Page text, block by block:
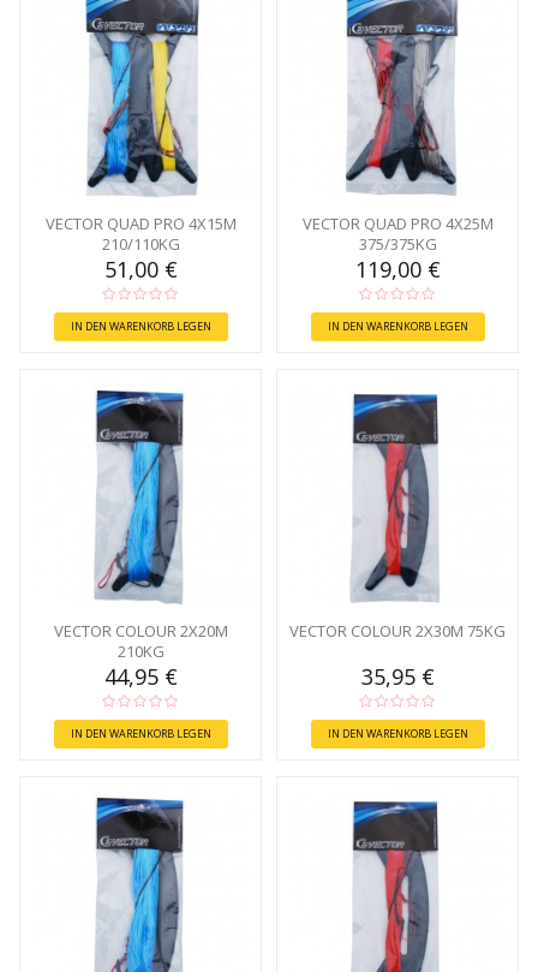
VECTOR QUAD PRO 4X15M
210/110KG
51,00 €
IN DEN WARENKORB LEGEN
VECTOR QUAD PRO 4X25M
375/375KG
119,00 €
IN DEN WARENKORB LEGEN
VECTOR COLOUR 2X20M
210KG
44,95 €
IN DEN WARENKORB LEGEN
VECTOR COLOUR 2X30M 75KG
35,95 €
IN DEN WARENKORB LEGEN